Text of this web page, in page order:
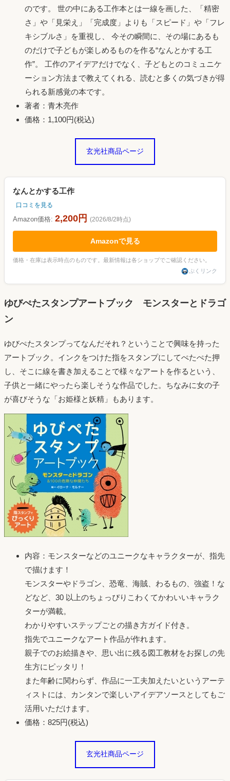
のです。 世の中にある工作本とは一線を画した、「精密
さ」や「見栄え」「完成度」よりも「スピード」や「フレ
キシブルさ」を重視し、 今その瞬間に、その場にあるも
のだけで子どもが楽しめるものを作る“なんとかする工
作”。 工作のアイデアだけでなく、子どもとのコミュニケ
ーション方法まで教えてくれる、読むと多くの気づきが得
られる新感覚の本です。
著者：青木亮作
価格：1,100円(税込)
玄光社商品ページ
なんとかする工作
口コミを見る
Amazon価格: 2,200円 (2026/8/2時点)
Amazonで見る
価格・在庫は表示時点のものです。最新情報は各ショップでご確認ください。
ぷくリンク
ゆびぺたスタンプアートブック モンスターとドラゴ
ン
ゆびぺたスタンプってなんだそれ？ということで興味を持った
アートブック。インクをつけた指をスタンプにしてぺたぺた押
し、そこに線を書き加えることで様々なアートを作るという、
子供と一緒にやったら楽しそうな作品でした。ちなみに女の子
が喜びそうな「お姫様と妖精」もあります。
内容：モンスターなどのユニークなキャラクターが、指先
で描けます！
モンスターやドラゴン、恐竜、海賊、わるもの、強盗！な
どなど、30 以上のちょっぴりこわくてかわいいキャラク
ターが満載。
わかりやすいステップごとの描き方ガイド付き。
指先でユニークなアート作品が作れます。
親子でのお絵描きや、思い出に残る図工教材をお探しの先
生方にピッタリ！
また年齢に関わらず、作品に一工夫加えたいというアーテ
ィストには、カンタンで楽しいアイデアソースとしてもご
活用いただけます。
価格：825円(税込)
玄光社商品ページ